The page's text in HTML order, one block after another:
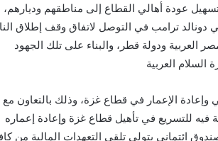
عودة أهالي القطاع إلى مناطقهم وديارهم،
دونالد ترامب في التوصل لاتفاق وقف إطلاق
العربية ودولة قطر، والبناء على تلك الجهود
العربية
الإعمار في قطاع غزة، وذلك بالتعاون مع
للتسريع في تأهيل قطاع غزة وإعادة إعماره
ائتماني يتولى تلقي التعهدات المالية من